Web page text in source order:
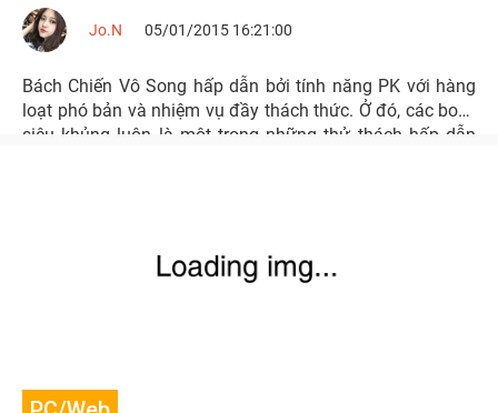
Jo.N 05/01/2015 16:21:00
Bách Chiến Vô Song hấp dẫn bởi tính năng PK với hàng
loạt phó bản và nhiệm vụ đầy thách thức. Ở đó, các boss
siêu khủng luôn là một trong những thử thách hấp dẫn